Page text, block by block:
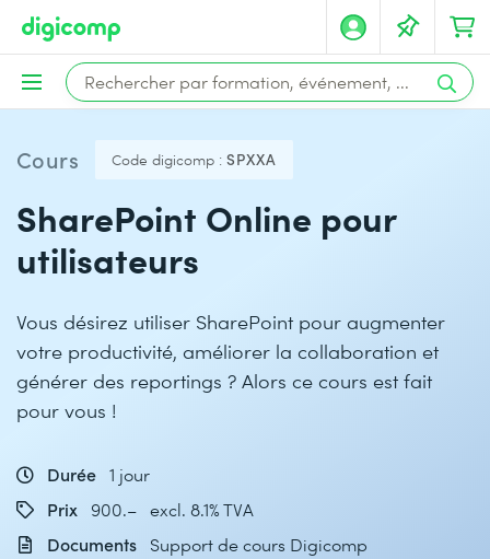
Cours Code digicomp : SPXXA
SharePoint Online pour
utilisateurs
Vous désirez utiliser SharePoint pour augmenter
votre productivité, améliorer la collaboration et
générer des reportings ? Alors ce cours est fait
pour vous !
Durée 1 jour
Prix
900.– excl. 8.1% TVA
Documents
Support de cours Digicomp